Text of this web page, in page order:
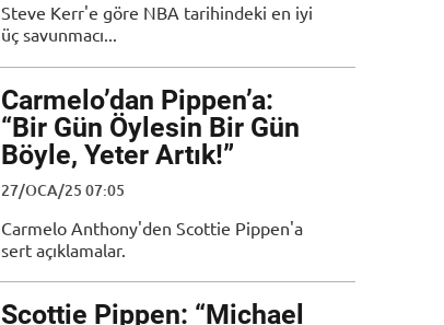
Steve Kerr'e göre NBA tarihindeki en iyi
üç savunmacı...
Carmelo’dan Pippen’a:
“Bir Gün Öylesin Bir Gün
Böyle, Yeter Artık!”
27/OCA/25 07:05
Carmelo Anthony'den Scottie Pippen'a
sert açıklamalar.
Scottie Pippen: “Michael